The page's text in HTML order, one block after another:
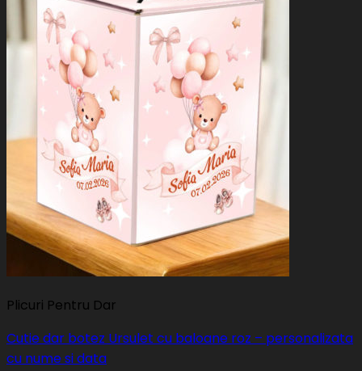
Plicuri Pentru Dar
Cutie dar botez Ursulet cu baloane roz – personalizata
cu nume si data